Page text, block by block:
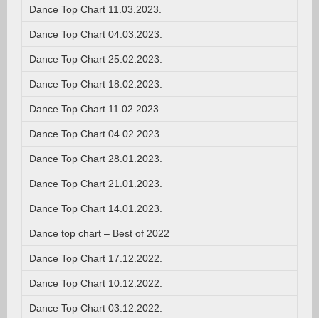
Dance Top Chart 11.03.2023.
Dance Top Chart 04.03.2023.
Dance Top Chart 25.02.2023.
Dance Top Chart 18.02.2023.
Dance Top Chart 11.02.2023.
Dance Top Chart 04.02.2023.
Dance Top Chart 28.01.2023.
Dance Top Chart 21.01.2023.
Dance Top Chart 14.01.2023.
Dance top chart – Best of 2022
Dance Top Chart 17.12.2022.
Dance Top Chart 10.12.2022.
Dance Top Chart 03.12.2022.